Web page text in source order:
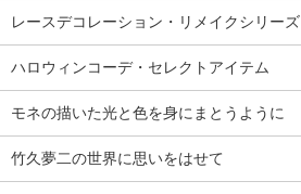
レースデコレーション・リメイクシリーズ
ハロウィンコーデ・セレクトアイテム
モネの描いた光と色を身にまとうように
竹久夢二の世界に思いをはせて